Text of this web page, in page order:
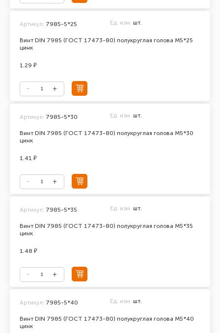
Винт DIN 7985 (ГОСТ 17473-80) полукруглая голова М5*25
цинк
Артикул: 7985-5*25 Ед. изм. шт.
1.29 ₽
Винт DIN 7985 (ГОСТ 17473-80) полукруглая голова М5*30
цинк
Артикул: 7985-5*30 Ед. изм. шт.
1.41 ₽
Винт DIN 7985 (ГОСТ 17473-80) полукруглая голова М5*35
цинк
Артикул: 7985-5*35 Ед. изм. шт.
1.48 ₽
Винт DIN 7985 (ГОСТ 17473-80) полукруглая голова М5*40
цинк
Артикул: 7985-5*40 Ед. изм. шт.